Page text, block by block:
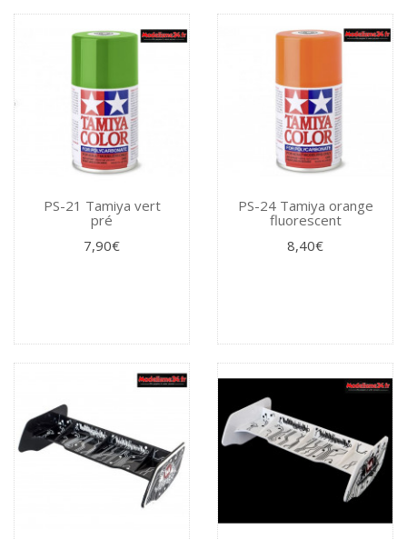
PS-21 Tamiya vert
pré
7,90€
PS-24 Tamiya orange
fluorescent
8,40€